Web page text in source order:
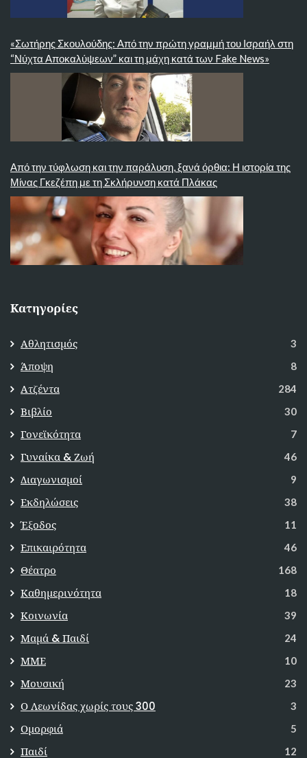
«Σωτήρης Σκουλούδης: Από την πρώτη γραμμή του Ισραήλ στη
“Νύχτα Αποκαλύψεων” και τη μάχη κατά των Fake News»
Από την τύφλωση και την παράλυση, ξανά όρθια: Η ιστορία της
Μίνας Γκεζέπη με τη Σκλήρυνση κατά Πλάκας
Κατηγορίες
Αθλητισμός 3
Άποψη 8
Ατζέντα 284
Βιβλίο 30
Γονεϊκότητα 7
Γυναίκα & Ζωή 46
Διαγωνισμοί 9
Εκδηλώσεις 38
Έξοδος 11
Επικαιρότητα 46
Θέατρο 168
Καθημερινότητα 18
Κοινωνία 39
Μαμά & Παιδί 24
ΜΜΕ 10
Μουσική 23
Ο Λεωνίδας χωρίς τους 300 3
Ομορφιά 5
Παιδί 12